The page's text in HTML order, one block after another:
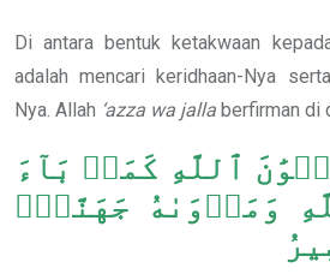
Di antara bentuk ketakwaan
adalah mencari keridhaan-Nya
Nya. Allah ‘azza wa jalla berfirman di
ٱللَّهِ كَمَنۢ بَآءَ
وَمَأۡوَىٰهُ جَهَنَّمُۖ